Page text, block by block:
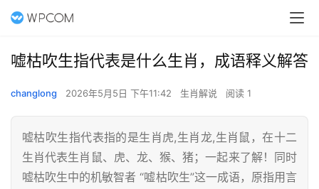
嘘枯吹生指代表是什么生肖，成语释义解答
changlong 2026年5月5日 下午11:42 生肖解说 阅读 1
嘘枯吹生指代表指的是生肖虎,生肖龙,生肖鼠，在十二
生肖代表生肖鼠、虎、龙、猴、猪；一起来了解！同时
嘘枯吹生中的机敏智者 “嘘枯吹生”这一成语，原指用言